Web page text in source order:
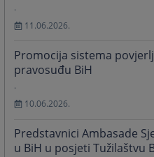
.
11.06.2026.
Promocija sistema
pravosuđu BiH
.
10.06.2026.
Predstavnici Ambasade
u BiH u posjeti Tužilaštvu